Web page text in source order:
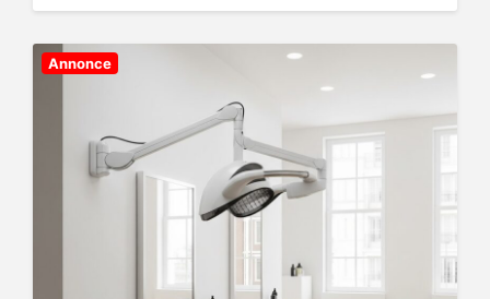
t
d
Annonce